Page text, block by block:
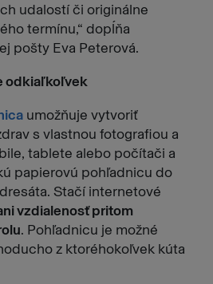
udalostí či originálne
termínu,“ dopĺňa
pošty Eva Peterová.
odkiaľkoľvek
umožňuje vytvoriť
s vlastnou fotografiou a
tablete alebo počítači a
papierovú pohľadnicu do
Stačí internetové
vzdialenosť pritom
. Pohľadnicu je možné
z ktoréhokoľvek kúta